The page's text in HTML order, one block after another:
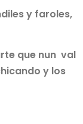
y faroles,
que nun val
y los